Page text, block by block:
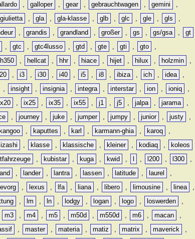
, galloper , gear , gebrauchtwagen , gemini
,
giulietta , gla , gla-klasse , glb , glc , gle , gls
,
, grandis , grandland , großer , gs , gs/gsa ,
gt
, gtc , gtc4lusso , gtd , gte , gti , gto
,
h350 , hellcat , hhr , hiace , hijet , hilux , holzmin
,
, i3 , i30 , i40 , i5 , i8 , ibiza , ich , idea
,
, insight , insignia , integra , interstar , ion , ioniq
,
, ix25 , ix35 , ix55 , j1 , j5 , jalpa , jarama
,
, journey , juke , jumper , jumpy , junior , justy
,
kangoo , kaputtes , karl , karmann-ghia , karoq
,
, klasse , klassische , kleiner , kodiaq ,
koleos
, kubistar , kuga , kwid , , l200 , l300
,
land , lander , lantra , lassen , latitude , laurel
,
levorg , lexus , lfa , liana , libero , limousine , linea
,
, lm , ln , lodgy , logan , logo , loswerden
,
m3 , m4 , m5 , m50d , m550d , m6 , macan
,
, master , materia , matiz , matrix , maverick
,